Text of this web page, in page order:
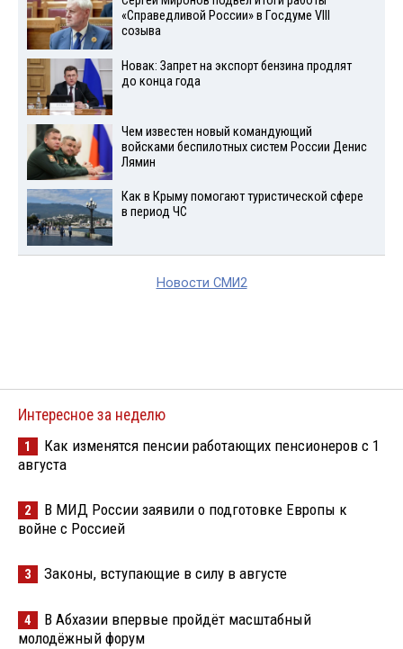
«Справедливой России» в Госдуме VIII
созыва
Новак: Запрет на экспорт бензина продлят
до конца года
Чем известен новый командующий
войсками беспилотных систем России Денис
Лямин
Как в Крыму помогают туристической сфере
в период ЧС
Новости СМИ2
Интересное за неделю
1
Как изменятся пенсии работающих пенсионеров с 1
августа
2
В МИД России заявили о подготовке Европы к
войне с Россией
3 Законы, вступающие в силу в августе
4
В Абхазии впервые пройдёт масштабный
молодёжный форум